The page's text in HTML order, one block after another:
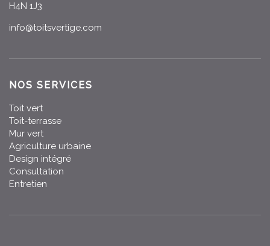
H4N 1J3
info@toitsvertige.com
NOS SERVICES
Toit vert
Toit-terrasse
Mur vert
Agriculture urbaine
Design intégré
Consultation
Entretien